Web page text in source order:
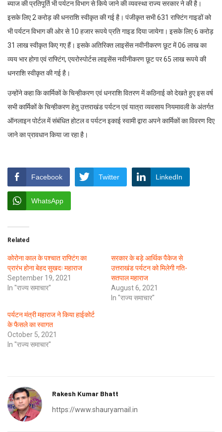
ब्याज की प्रतिपूर्ति भी पर्यटन विभाग से किये जाने की व्यवस्था राज्य सरकार ने की है।
इसके लिए 2 करोड़ की धनराशि स्वीकृत की गई है। पंजीकृत सभी 631 राफ्टिंग गाइडों को
भी पर्यटन विभाग की ओर से 10 हजार रूपये प्रति गाइड दिया जायेगा। इसके लिए 6 करोड़
31 लाख स्वीकृत किए गए हैं। इसके अतिरिक्त लाइसेंस नवीनीकरण छूट में 06 लाख का
व्यय भार होगा एवं राफ्टिंग, एयरोस्पोर्टस लाइसेंस नवीनीकरण छूट पर 65 लाख रूपये की
धनराशि स्वीकृत की गई है।
उन्होंने कहा कि कार्मिकों के चिन्हीकरण एवं धनराशि वितरण में कठिनाई को देखते हुए इस वर्ष
सभी कार्मिकों के चिन्हीकरण हेतु उत्तराखंड पर्यटन एवं यात्रा व्यवसाय नियमावली के अंतर्गत
ऑनलाइन पोर्टल में संबंधित होटल व पर्यटन इकाई स्वामी द्वारा अपने कार्मिकों का विवरण दिए
जाने का प्रावधान किया जा रहा है।
Facebook Twitter LinkedIn
WhatsApp
Related
कोरोना काल के पश्चात राफ्टिंग का
प्रारंभ होना बेहद सुखदः महाराज
September 19, 2021
In "राज्य समाचार"
सरकार के बड़े आर्थिक पैकेज से
उत्तराखंड पर्यटन को मिलेगी गति-
सतपाल महाराज
August 6, 2021
In "राज्य समाचार"
पर्यटन मंत्री महाराज ने किया हाईकोर्ट
के फैसले का स्वागत
October 5, 2021
In "राज्य समाचार"
Rakesh Kumar Bhatt
https://www.shauryamail.in